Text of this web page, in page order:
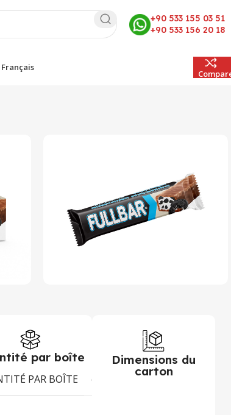
+90 533 155 03 51
+90 533 156 20 18
Français
par boîte
PAR BOÎTE 6
Dimensions du
carton